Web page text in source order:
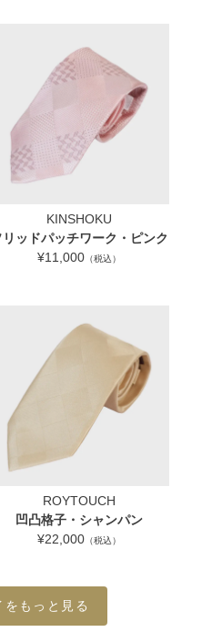
KINSHOKU
リッドパッチワーク・ピンク
¥11,000 （税込）
ROYTOUCH
凹凸格子・シャンパン
¥22,000 （税込）
もっと見る